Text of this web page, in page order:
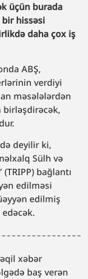
üçün burada
hissəsi
daha çox iş
ABŞ,
verdiyi
məsələlərdən
birləşdirəcək,
deyilir ki,
Sülh və
bağlantı
edilməsi
edilmiş
xəbər
baş verən